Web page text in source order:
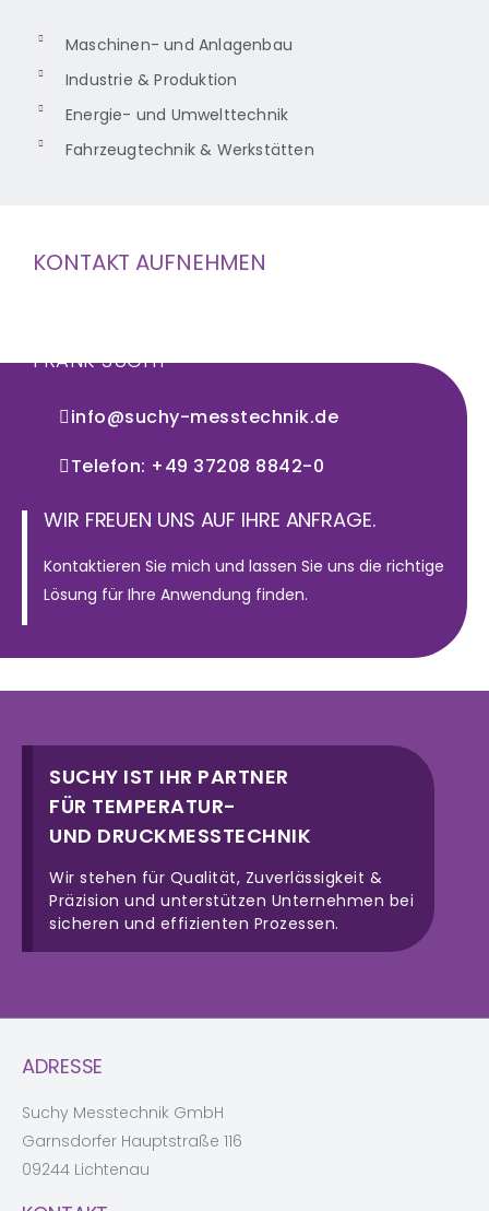
Maschinen- und Anlagenbau
Industrie & Produktion
Energie- und Umwelttechnik
Fahrzeugtechnik & Werkstätten
KONTAKT AUFNEHMEN
FRANK SUCHY
info@suchy-messtechnik.de
Telefon: +49 37208 8842-0
WIR FREUEN UNS AUF IHRE ANFRAGE.
Kontaktieren Sie mich und lassen Sie uns die richtige
Lösung für Ihre Anwendung finden.
SUCHY IST IHR PARTNER
FÜR TEMPERATUR-
UND DRUCKMESSTECHNIK
Wir stehen für Qualität, Zuverlässigkeit &
Präzision und unterstützen Unternehmen bei
sicheren und effizienten Prozessen.
ADRESSE
Suchy Messtechnik GmbH
Garnsdorfer Hauptstraße 116
09244 Lichtenau